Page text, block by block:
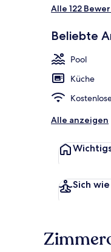
Alle 122
Beliebte
Pool
Küche
Alle anzeigen
Sich